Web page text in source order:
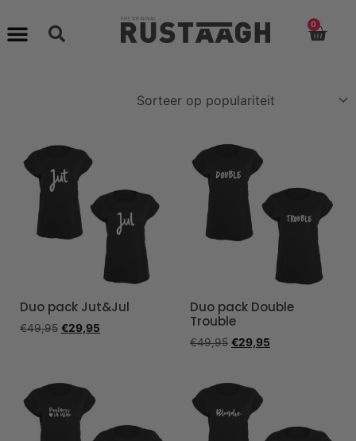
0
Duo pack Jut&Jul
€49,95 €29,95
Duo pack Double
Trouble
€49,95 €29,95